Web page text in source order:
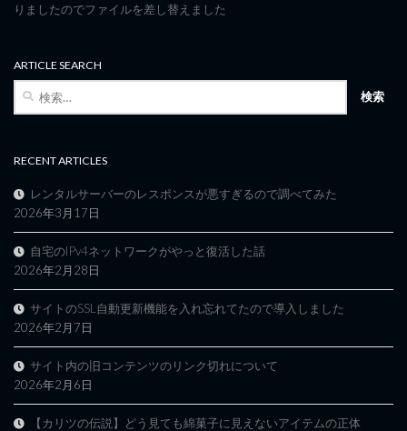
りましたのでファイルを差し替えました
ARTICLE SEARCH
RECENT ARTICLES
レンタルサーバーのレスポンスが悪すぎるので調べてみた
2026年3月17日
自宅のIPv4ネットワークがやっと復活した話
2026年2月28日
サイトのSSL自動更新機能を入れ忘れてたので導入しました
2026年2月7日
サイト内の旧コンテンツのリンク切れについて
2026年2月6日
【カリツの伝説】どう見ても綿菓子に見えないアイテムの正体